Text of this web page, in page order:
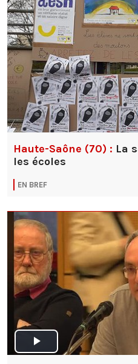
Haute-Saône (70) : La
les écoles
EN BREF